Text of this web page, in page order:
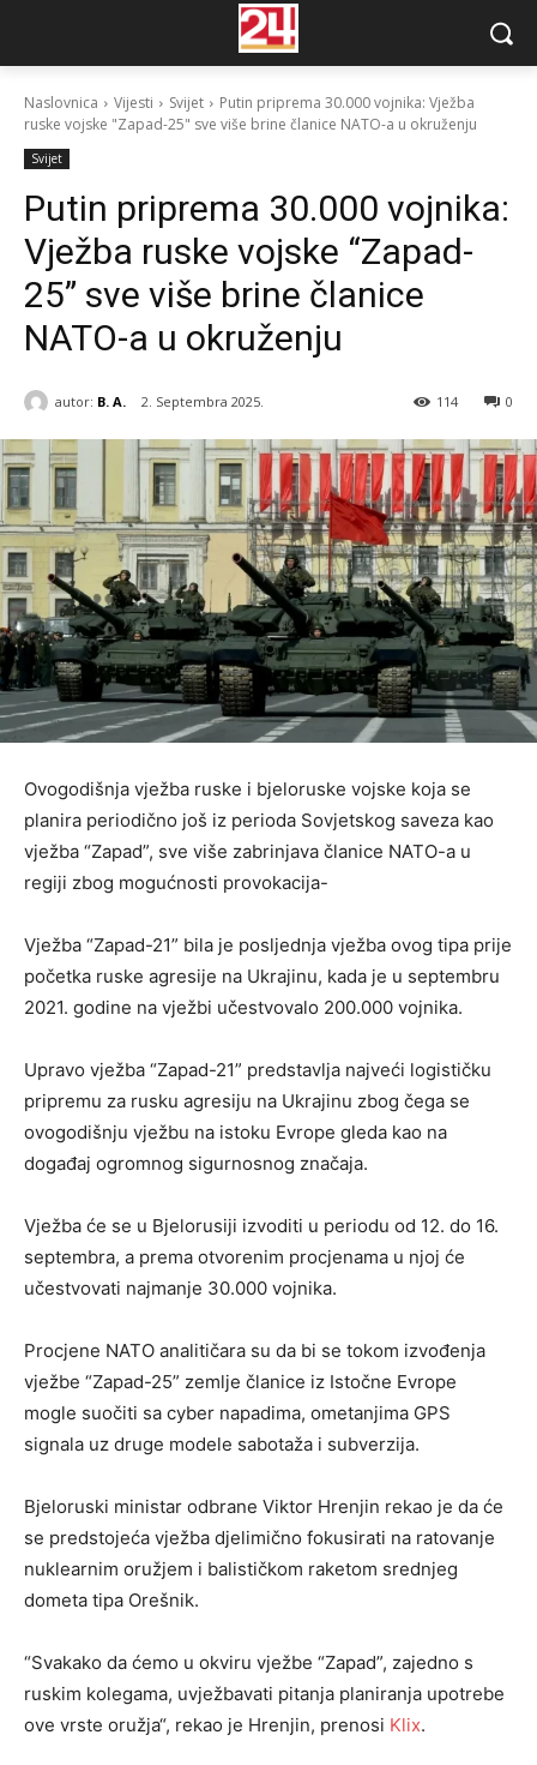
Naslovnica Vijesti Svijet
Putin priprema 30.000 vojnika: Vježba
ruske vojske "Zapad-25" sve više brine članice NATO-a u okruženju
Svijet
Putin priprema 30.000 vojnika:
Vježba ruske vojske “Zapad-
25” sve više brine članice
NATO-a u okruženju
autor: B. A. 2. Septembra 2025. 0
114
Ovogodišnja vježba ruske i bjeloruske vojske koja se
planira periodično još iz perioda Sovjetskog saveza kao
vježba “Zapad”, sve više zabrinjava članice NATO-a u
regiji zbog mogućnosti provokacija-
Vježba “Zapad-21” bila je posljednja vježba ovog tipa prije
početka ruske agresije na Ukrajinu, kada je u septembru
2021. godine na vježbi učestvovalo 200.000 vojnika.
Upravo vježba “Zapad-21” predstavlja najveći logističku
pripremu za rusku agresiju na Ukrajinu zbog čega se
ovogodišnju vježbu na istoku Evrope gleda kao na
događaj ogromnog sigurnosnog značaja.
Vježba će se u Bjelorusiji izvoditi u periodu od 12. do 16.
septembra, a prema otvorenim procjenama u njoj će
učestvovati najmanje 30.000 vojnika.
Procjene NATO analitičara su da bi se tokom izvođenja
vježbe “Zapad-25” zemlje članice iz Istočne Evrope
mogle suočiti sa cyber napadima, ometanjima GPS
signala uz druge modele sabotaža i subverzija.
Bjeloruski ministar odbrane Viktor Hrenjin rekao je da će
se predstojeća vježba djelimično fokusirati na ratovanje
nuklearnim oružjem i balističkom raketom srednjeg
dometa tipa Orešnik.
“Svakako da ćemo u okviru vježbe “Zapad”, zajedno s
ruskim kolegama, uvježbavati pitanja planiranja upotrebe
ove vrste oružja“, rekao je Hrenjin, prenosi Klix.